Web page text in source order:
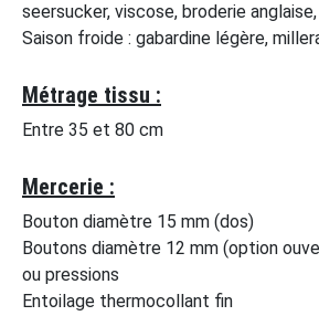
seersucker, viscose, broderie anglaise,
Saison froide : gabardine légère,
Métrage tissu :
Entre 35 et 80 cm
Mercerie :
Bouton diamètre 15 mm (dos)
Boutons diamètre 12 mm (option
ou pressions
Entoilage thermocollant fin